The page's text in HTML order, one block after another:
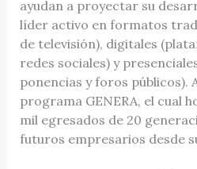
ayudan a proyectar su
líder activo en formatos
de televisión), digitales
redes sociales) y
ponencias y foros públicos).
programa GENERA, el cual
mil egresados de 20
futuros empresarios desde